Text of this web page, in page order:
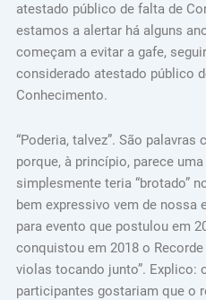
atestado público de falta de
estamos a alertar há alguns
começam a evitar a gafe,
considerado atestado público
Conhecimento.
“Poderia, talvez”. São
porque, à princípio, parece
simplesmente teria “brotado”
bem expressivo vem de
para evento que postulou em
conquistou em 2018 o
violas tocando junto”. Explico:
participantes gostariam que o